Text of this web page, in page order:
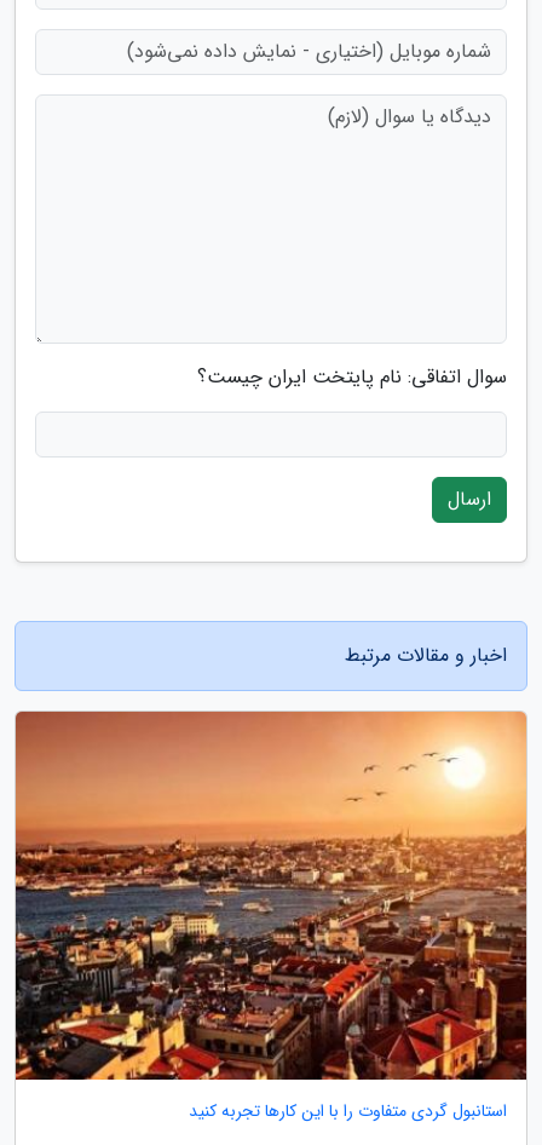
سوال اتفاقی: نام پایتخت ایران چیست؟
ارسال
اخبار و مقالات مرتبط
استانبول گردی متفاوت را با این کارها تجربه کنید